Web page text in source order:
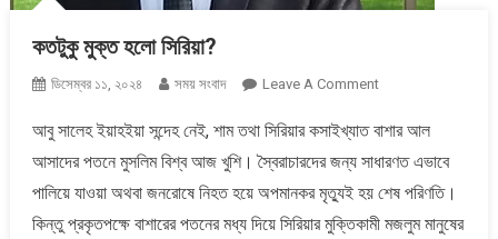
কতটুকু মুক্ত হলো সিরিয়া?
ডিসেম্বর ১১, ২০২৪ সময় সংবাদ Leave A CommentOn
মুক্ত
হলো
সিরিয়া?
আবু সালেহ ইয়াহইয়া সন্দেহ নেই, শাম তথা সিরিয়ার কসাইখ্যাত বাশার আল
আসাদের পতনে মুসলিম বিশ্ব আজ খুশি। স্বৈরাচারদের জন্য সাধারণত এভাবে
পালিয়ে যাওয়া অথবা জনরোষে নিহত হয়ে অপমানকর মৃত্যুই হয় শেষ পরিণতি।
কিন্তু প্রকৃতপক্ষে বাশারের পতনের মধ্য দিয়ে সিরিয়ার মুক্তিকামী মজলুম মানুষের